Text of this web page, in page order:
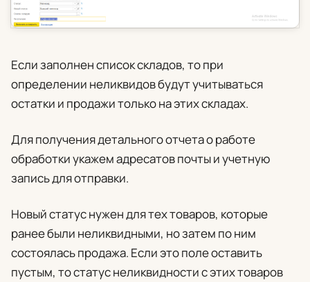
Если заполнен список складов, то при
определении неликвидов будут учитываться
остатки и продажи только на этих складах.
Для получения детального отчета о работе
обработки укажем адресатов почты и учетную
запись для отправки.
Новый статуснужен для тех товаров, которые
ранее были неликвидными, но затем по ним
состоялась продажа. Если это поле оставить
пустым, то статус неликвидности с этих товаров